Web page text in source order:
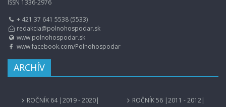
ISSN 1336-2976
+ 421 37 641 5538 (5533)
redakcia@polnohospodar.sk
www.polnohospodar.sk
www.facebook.com/Polnohospodar
ARCHÍV
ROČNÍK 64 |2019 - 2020|
ROČNÍK 56 |2011 - 2012|